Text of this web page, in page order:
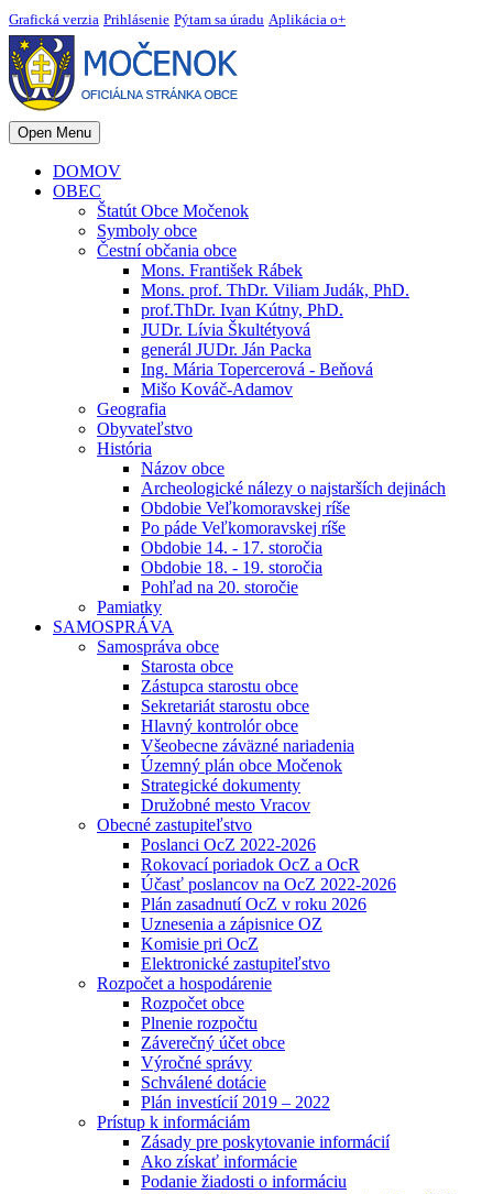
Grafická verzia Prihlásenie Pýtam sa úradu Aplikácia o+
Open Menu
DOMOV
OBEC
Štatút Obce Močenok
Symboly obce
Čestní občania obce
Mons. František Rábek
Mons. prof. ThDr. Viliam Judák, PhD.
prof.ThDr. Ivan Kútny, PhD.
JUDr. Lívia Škultétyová
generál JUDr. Ján Packa
Ing. Mária Topercerová - Beňová
Mišo Kováč-Adamov
Geografia
Obyvateľstvo
História
Názov obce
Archeologické nálezy o najstarších dejinách
Obdobie Veľkomoravskej ríše
Po páde Veľkomoravskej ríše
Obdobie 14. - 17. storočia
Obdobie 18. - 19. storočia
Pohľad na 20. storočie
Pamiatky
SAMOSPRÁVA
Samospráva obce
Starosta obce
Zástupca starostu obce
Sekretariát starostu obce
Hlavný kontrolór obce
Všeobecne záväzné nariadenia
Územný plán obce Močenok
Strategické dokumenty
Družobné mesto Vracov
Obecné zastupiteľstvo
Poslanci OcZ 2022-2026
Rokovací poriadok OcZ a OcR
Účasť poslancov na OcZ 2022-2026
Plán zasadnutí OcZ v roku 2026
Uznesenia a zápisnice OZ
Komisie pri OcZ
Elektronické zastupiteľstvo
Rozpočet a hospodárenie
Rozpočet obce
Plnenie rozpočtu
Záverečný účet obce
Výročné správy
Schválené dotácie
Plán investícií 2019 – 2022
Prístup k informáciám
Zásady pre poskytovanie informácií
Ako získať informácie
Podanie žiadosti o informáciu